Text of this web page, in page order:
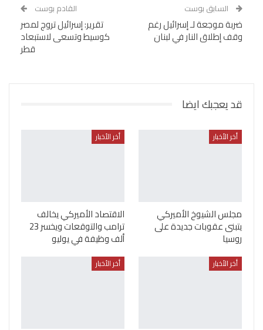
السابق بوست
ضربة موجعة لـ إسرائيل رغم
وقف إطلاق النار في لبنان
القادم بوست
تقرير: إسرائيل تروج لمصر
كوسيط وتسعى لاستبعاد
قطر
قد يعجبك ايضا
أخر الأخبار
مجلس الشيوخ الأميركي
يتبنى عقوبات جديدة على
روسيا
أخر الأخبار
الاقتصاد الأميركي يخالف
ترامب والتوقعات ويخسر 23
ألف وظيفة في يوليو
أخر الأخبار أخر الأخبار